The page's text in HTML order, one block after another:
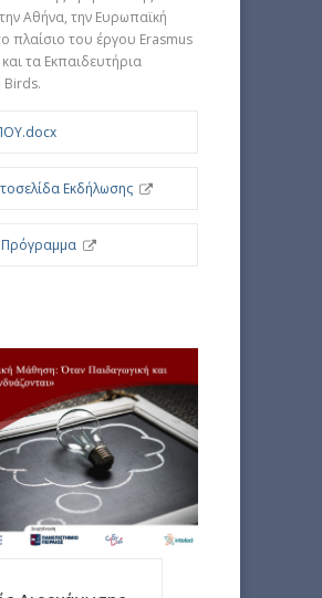
Αθήνα, την Ευρωπαϊκή
πλαίσιο του έργου Erasmus
τα Εκπαιδευτήρια
Birds.
Εκδήλωσης
Πρόγραμμα